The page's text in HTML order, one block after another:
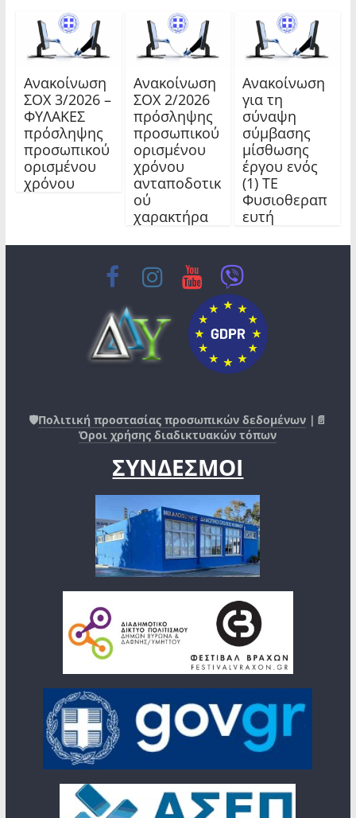
Ανακοίνωση
ΣΟΧ 3/2026 –
ΦΥΛΑΚΕΣ
πρόσληψης
προσωπικού
ορισμένου
χρόνου
Ανακοίνωση
ΣΟΧ 2/2026
πρόσληψης
προσωπικού
ορισμένου
χρόνου
ανταποδοτικ
ού
χαρακτήρα
Ανακοίνωση
για τη
σύναψη
σύμβασης
μίσθωσης
έργου ενός
(1) ΤΕ
Φυσιοθεραπ
ευτή
🛡️Πολιτική προστασίας προσωπικών δεδομένων |📄
Όροι χρήσης διαδικτυακών τόπων
ΣΥΝΔΕΣΜΟΙ